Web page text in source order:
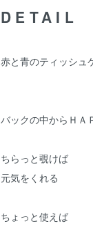
DETAIL
赤と青のティッシュ
バックの中からＨＡ
ちらっと覗けば
元気をくれる
ちょっと使えば